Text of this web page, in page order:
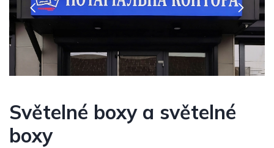
Světelné boxy a světelné
boxy